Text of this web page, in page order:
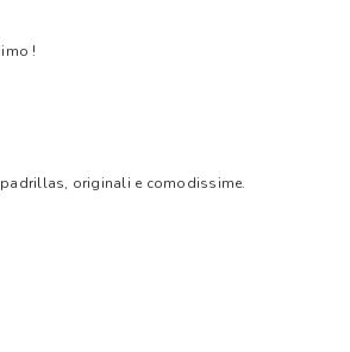
!
originali e comodissime.